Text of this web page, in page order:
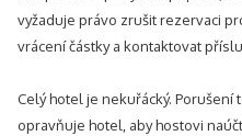
vyžaduje právo zrušit rezervaci
vrácení částky a kontaktovat
Celý hotel je nekuřácký.
opravňuje hotel, aby hostovi